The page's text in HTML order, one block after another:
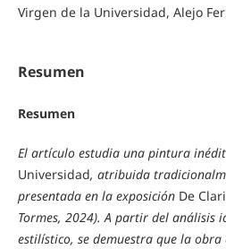
Virgen de la Universidad, Alejo
Resumen
Resumen
El artículo estudia una pintura
Universidad, atribuida
presentada en la exposición De
Tormes, 2024). A partir del análisis
estilístico, se demuestra que la